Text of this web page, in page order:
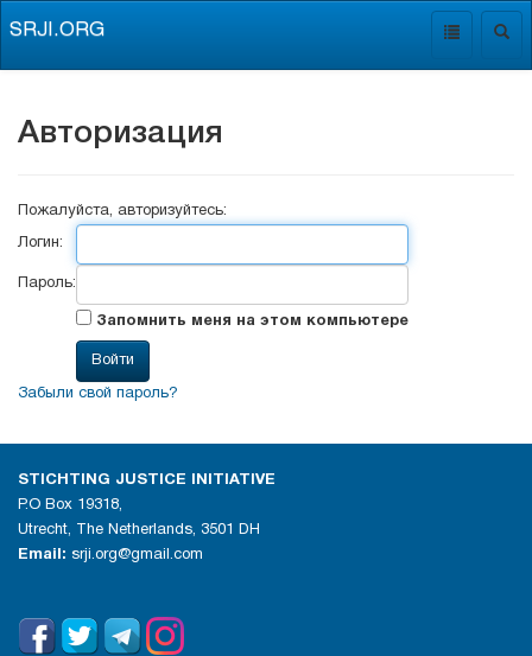
Toggle
SRJI.ORG
Авторизация
Пожалуйста, авторизуйтесь:
Логин:
Пароль:
Запомнить меня на этом компьютере
Забыли свой пароль?
STICHTING JUSTICE INITIATIVE
P.O Box 19318,
Utrecht, The Netherlands, 3501 DH
Email: srji.org@gmail.com